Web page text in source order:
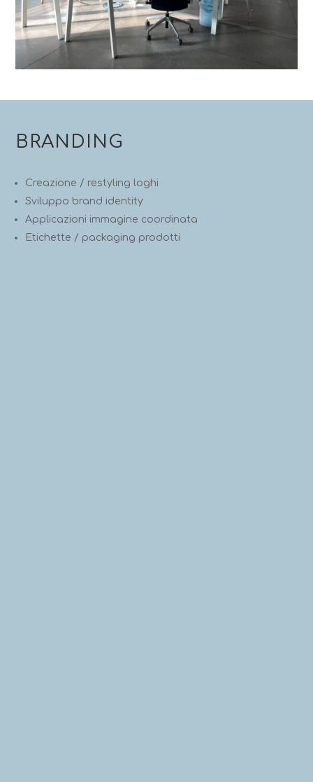
BRANDING
Creazione / restyling loghi
Sviluppo brand identity
Applicazioni immagine coordinata
Etichette / packaging prodotti